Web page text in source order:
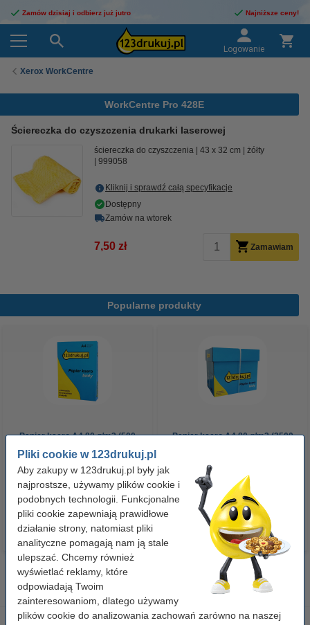
Pliki cookie w 123drukuj.pl
Aby zakupy w 123drukuj.pl były jak
najprostsze, używamy plików cookie i
podobnych technologii. Funkcjonalne
pliki cookie zapewniają prawidłowe
działanie strony, natomiast pliki
analityczne pomagają nam ją stale
ulepszać. Chcemy również
wyświetlać reklamy, które
odpowiadają Twoim
zainteresowaniom, dlatego używamy
plików cookie do analizowania zachowań zarówno na naszej
Zamów dzisiaj i odbierz już jutro Najniższe ceny!
Logowanie
Xerox WorkCentre
WorkCentre Pro 428E
Ściereczka do czyszczenia drukarki laserowej
ściereczka do czyszczenia 43 x 32 cm
żółty
999058
Kliknij i sprawdź całą specyfikacje
Dostępny
Zamów na wtorek
7,50 zł Zamawiam
Popularne produkty
Papier ksero A4 80 g/m2 (500
szt.), 123drukuj
23,00 zł z VAT
Papier ksero A4 80 g/m2 (2500
110,00 zł z VAT